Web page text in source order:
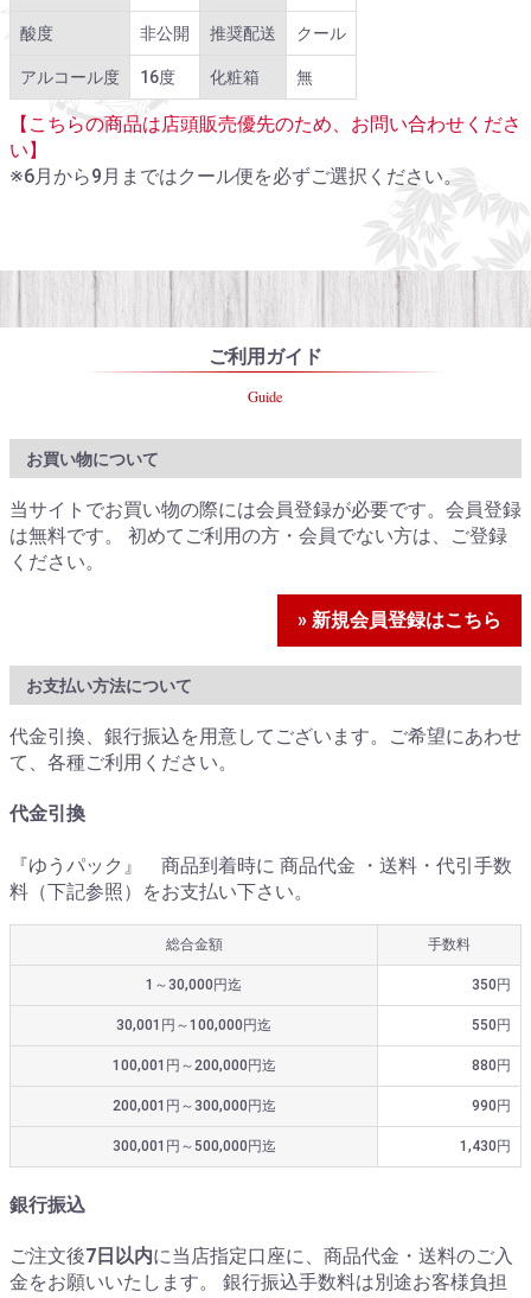
酸度 非公開 推奨配送 クール
アルコール度 16度 化粧箱 無
【こちらの商品は店頭販売優先のため、お問い合わせくださ
い】
※6月から9月まではクール便を必ずご選択ください。
ご利用ガイド
Guide
お買い物について
当サイトでお買い物の際には会員登録が必要です。会員登録
は無料です。 初めてご利用の方・会員でない方は、ご登録
ください。
» 新規会員登録はこちら
お支払い方法について
代金引換、銀行振込を用意してございます。ご希望にあわせ
て、各種ご利用ください。
代金引換
『ゆうパック』 商品到着時に 商品代金 ・送料・代引手数
料（下記参照）をお支払い下さい。
総合金額 手数料
1～30,000円迄 350円
30,001円～100,000円迄 550円
100,001円～200,000円迄 880円
200,001円～300,000円迄 990円
300,001円～500,000円迄 1,430円
銀行振込
ご注文後7日以内に当店指定口座に、商品代金・送料のご入
金をお願いいたします。 銀行振込手数料は別途お客様負担